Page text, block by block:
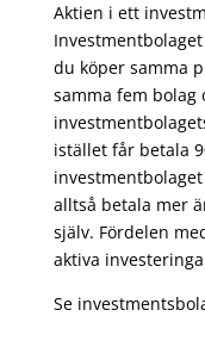
Aktien i ett
du köper samma
samma fem bolag
istället får betala
alltså betala mer
själv. Fördelen
aktiva
Se